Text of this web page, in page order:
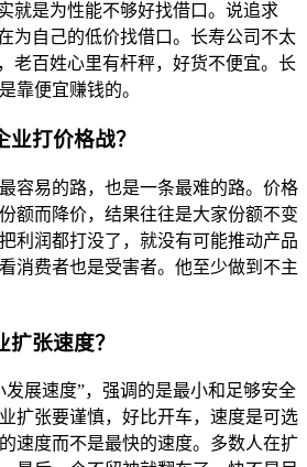
就是为性能不够好找借口。说追求
为自己的低价找借口。长寿公司不太
老百姓心里有杆秤，好货不便宜。长
靠便宜赚钱的。
打价格战？
容易的路，也是一条最难的路。价格
额而降价，结果往往是大家份额不变
利润都打没了，就没有可能推动产品
消费者也是受害者。他至少做到不主
张速度？
展速度”，强调的是最小和足够安全
扩张要谨慎，好比开车，速度是可选
速度而不是最快的速度。多数人在扩